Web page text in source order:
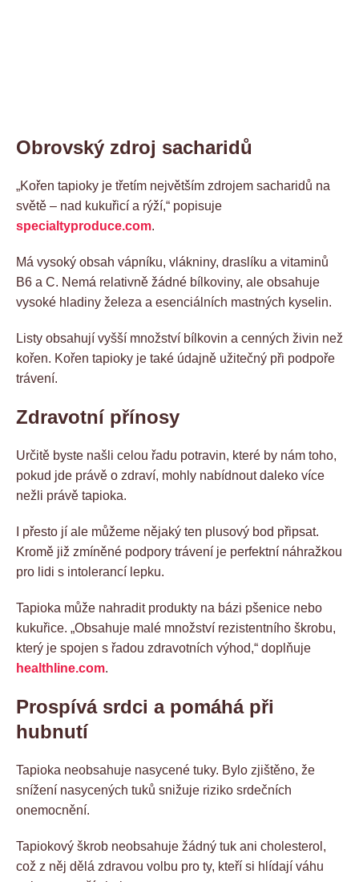
Obrovský zdroj sacharidů
„Kořen tapioky je třetím největším zdrojem sacharidů na
světě – nad kukuřicí a rýží,“ popisuje
specialtyproduce.com.
Má vysoký obsah vápníku, vlákniny, draslíku a vitaminů
B6 a C. Nemá relativně žádné bílkoviny, ale obsahuje
vysoké hladiny železa a esenciálních mastných kyselin.
Listy obsahují vyšší množství bílkovin a cenných živin než
kořen. Kořen tapioky je také údajně užitečný při podpoře
trávení.
Zdravotní přínosy
Určitě byste našli celou řadu potravin, které by nám toho,
pokud jde právě o zdraví, mohly nabídnout daleko více
nežli právě tapioka.
I přesto jí ale můžeme nějaký ten plusový bod připsat.
Kromě již zmíněné podpory trávení je perfektní náhražkou
pro lidi s intolerancí lepku.
Tapioka může nahradit produkty na bázi pšenice nebo
kukuřice. „Obsahuje malé množství rezistentního škrobu,
který je spojen s řadou zdravotních výhod,“ doplňuje
healthline.com.
Prospívá srdci a pomáhá při
hubnutí
Tapioka neobsahuje nasycené tuky. Bylo zjištěno, že
snížení nasycených tuků snižuje riziko srdečních
onemocnění.
Tapiokový škrob neobsahuje žádný tuk ani cholesterol,
což z něj dělá zdravou volbu pro ty, kteří si hlídají váhu